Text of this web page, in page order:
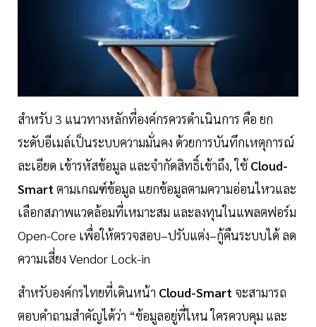
สำหรับ 3 แนวทางหลักที่องค์กรควรดำเนินการ คือ ยก
ระดับอีเมล์เป็นระบบความมั่นคง ด้วยการบันทึกเหตุการณ์
ละเอียด เข้ารหัสข้อมูล และจำกัดสิทธิ์เข้าถึง, ใช้Cloud-
Smart ตามเกณฑ์ข้อมูล แยกข้อมูลตามความอ่อนไหวและ
เลือกสภาพแวดล้อมที่เหมาะสม และลงทุนในแพลตฟอร์ม
Open-Core เพื่อให้ตรวจสอบ–ปรับแต่ง–กู้คืนระบบได้ ลด
ความเสี่ยง Vendor Lock-in
สำหรับองค์กรไทยที่เดินหน้า Cloud-Smart จะสามารถ
ตอบคำถามสำคัญได้ว่า “ข้อมูลอยู่ที่ไหน ใครควบคุม และ